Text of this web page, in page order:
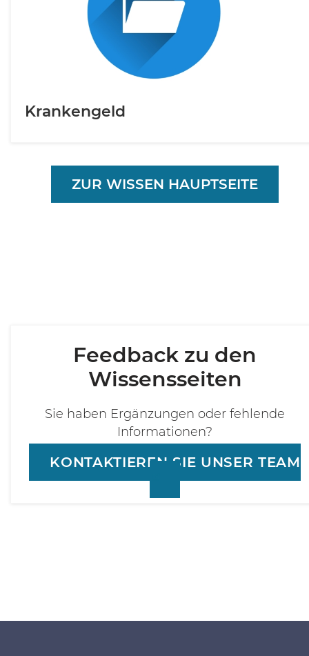
Krankengeld
ZUR WISSEN HAUPTSEITE
Feedback zu den
Wissensseiten
Sie haben Ergänzungen oder fehlende
Informationen?
KONTAKTIEREN SIE UNSER TEAM